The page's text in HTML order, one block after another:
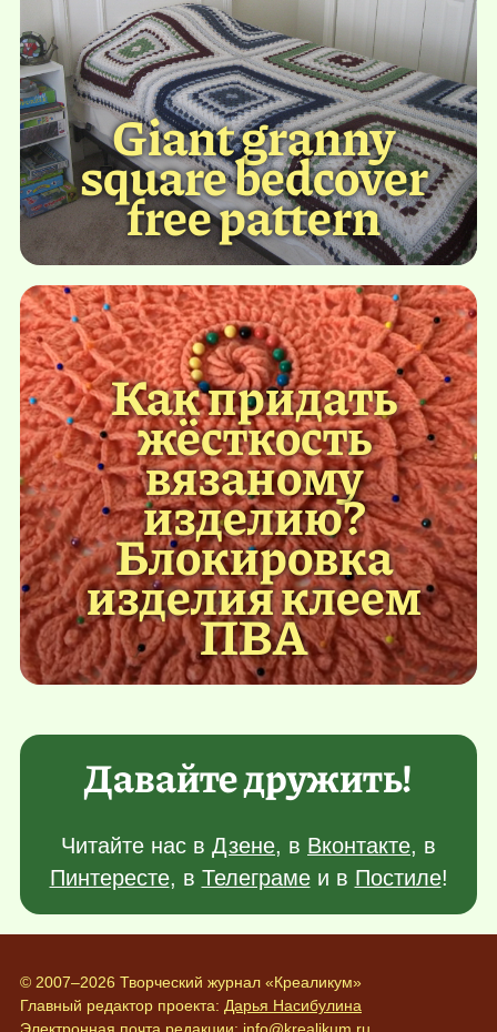
Giant granny
square bedcover
free pattern
Как придать
жёсткость
вязаному
изделию?
Блокировка
изделия клеем
ПВА
Давайте дружить!
Читайте нас в Дзене, в Вконтакте, в
Пинтересте, в Телеграмеи в Постиле!
© 2007–2026 Творческий журнал «Креаликум»
Главный редактор проекта: Дарья Насибулина
Электронная почта редакции: info@krealikum.ru